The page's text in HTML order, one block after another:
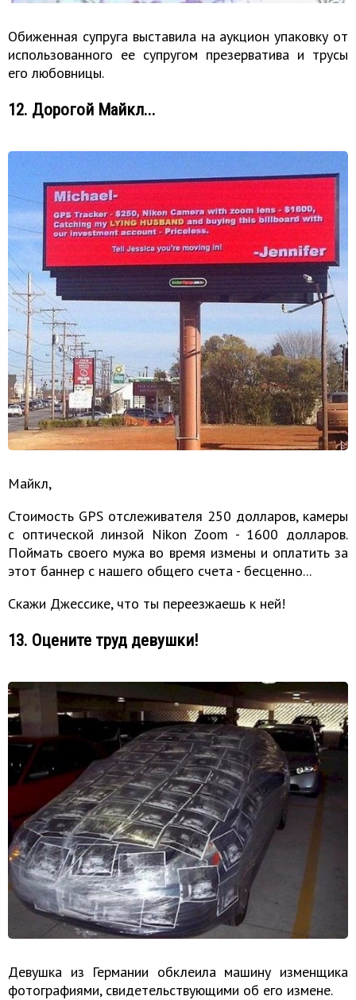
Обиженная супруга выставила на аукцион упаковку от
использованного ее супругом презерватива и трусы
его любовницы.
12. Дорогой Майкл...
Майкл,
Стоимость GPS отслеживателя 250 долларов, камеры
с оптической линзой Nikon Zoom - 1600 долларов.
Поймать своего мужа во время измены и оплатить за
этот баннер с нашего общего счета - бесценно...
Скажи Джессике, что ты переезжаешь к ней!
13. Оцените труд девушки!
Девушка из Германии обклеила машину изменщика
фотографиями, свидетельствующими об его измене.